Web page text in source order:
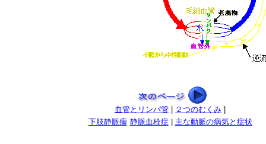
血管とリンパ管 ２つのむくみ
下肢静脈瘤 静脈血栓症 主な動脈の病気と症状